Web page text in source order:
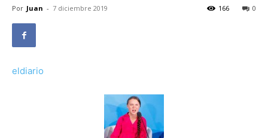
Por Juan - 7 diciembre 2019 0
166
eldiario